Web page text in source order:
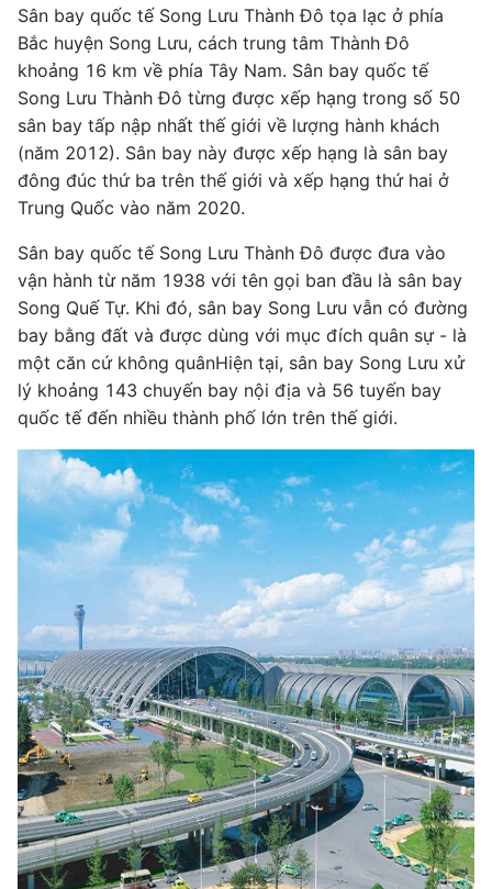
Sân bay quốc tế Song Lưu Thành Đô tọa lạc ở phía
Bắc huyện Song Lưu, cách trung tâm Thành Đô
khoảng 16 km về phía Tây Nam. Sân bay quốc tế
Song Lưu Thành Đô từng được xếp hạng trong số 50
sân bay tấp nập nhất thế giới về lượng hành khách
(năm 2012). Sân bay này được xếp hạng là sân bay
đông đúc thứ ba trên thế giới và xếp hạng thứ hai ở
Trung Quốc vào năm 2020.
Sân bay quốc tế Song Lưu Thành Đô được đưa vào
vận hành từ năm 1938 với tên gọi ban đầu là sân bay
Song Quế Tự. Khi đó, sân bay Song Lưu vẫn có đường
bay bằng đất và được dùng với mục đích quân sự - là
một căn cứ không quânHiện tại, sân bay Song Lưu xử
lý khoảng 143 chuyến bay nội địa và 56 tuyến bay
quốc tế đến nhiều thành phố lớn trên thế giới.